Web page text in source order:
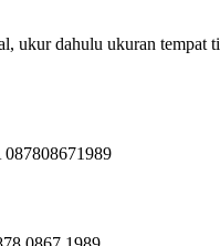
ukur dahulu ukuran